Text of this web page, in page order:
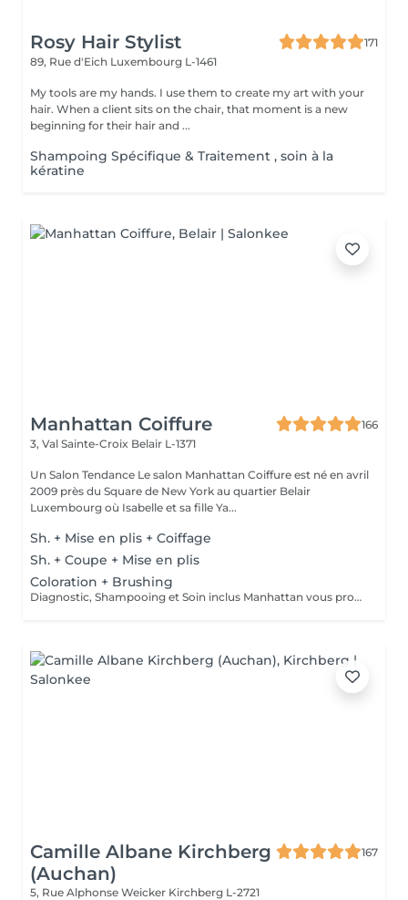
Rosy Hair Stylist
171
89, Rue d'Eich Luxembourg L-1461
My tools are my hands. I use them to create my art with your
hair. When a client sits on the chair, that moment is a new
beginning for their hair and ...
Shampoing Spécifique & Traitement , soin à la
kératine
Manhattan Coiffure
166
3, Val Sainte-Croix Belair L-1371
Un Salon Tendance Le salon Manhattan Coiffure est né en avril
2009 près du Square de New York au quartier Belair
Luxembourg où Isabelle et sa fille Ya...
Sh. + Mise en plis + Coiffage
Sh. + Coupe + Mise en plis
Coloration + Brushing
Diagnostic, Shampooing et Soin inclus Manhattan vous propose aussi la coloration sans ammoniaque et la coloration végétale
Camille Albane Kirchberg
(Auchan)
167
5, Rue Alphonse Weicker Kirchberg L-2721